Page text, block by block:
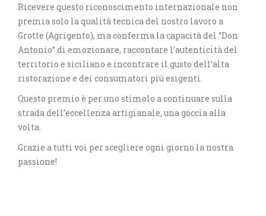
Ricevere questo riconoscimento internazionale non
premia solo la qualità tecnica del nostro lavoro a
Grotte (Agrigento), ma conferma la capacità del “Don
Antonio” di emozionare, raccontare l’autenticità del
territorio e siciliano e incontrare il gusto dell’alta
ristorazione e dei consumatori più esigenti.
Questo premio è per uno stimolo a continuare sulla
strada dell’eccellenza artigianale, una goccia alla
volta.
Grazie a tutti voi per scegliere ogni giorno la nostra
passione!